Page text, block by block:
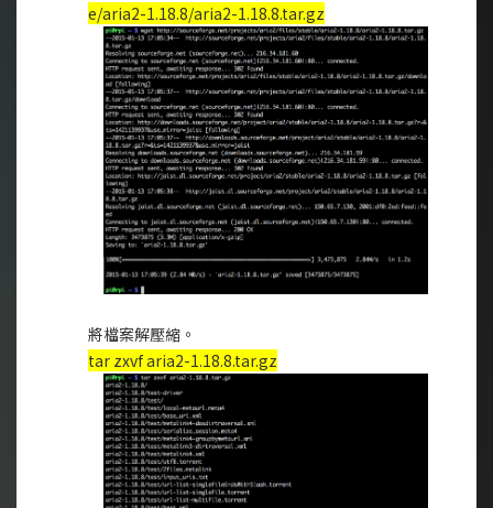
e/aria2-1.18.8/aria2-1.18.8.tar.gz
將檔案解壓縮。
tar zxvf aria2-1.18.8.tar.gz